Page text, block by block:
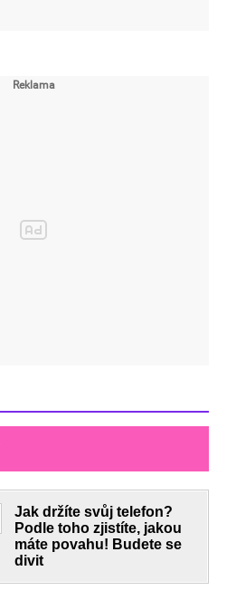
Jak držíte svůj telefon?
Podle toho zjistíte, jakou
máte povahu! Budete se
divit